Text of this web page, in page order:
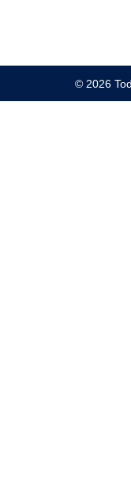
© 2026